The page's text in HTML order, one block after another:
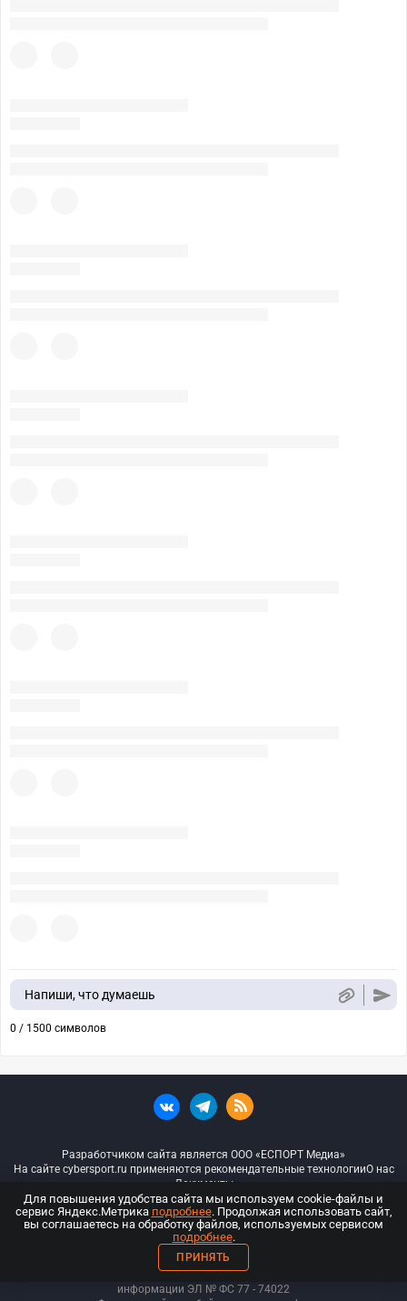
Напиши, что думаешь
0 / 1500 символов
Разработчиком сайта является ООО «ЕСПОРТ Медиа»
На сайте cybersport.ru применяются рекомендательные технологииО нас
Документы
© ООО «Киберспорт.ру» — Все права защищены
18+
ООО «Киберспорт.ру». Свидетельство о регистрации средств массовой
информации ЭЛ № ФС 77 - 74022
Для повышения удобства сайта мы используем cookie-файлы и
сервис Яндекс.Метрика подробнее. Продолжая использовать сайт,
вы соглашаетесь на обработку файлов, используемых сервисом
подробнее.
ПРИНЯТЬ